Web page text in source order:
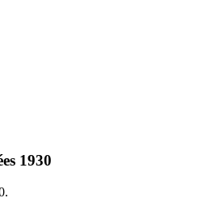
1930